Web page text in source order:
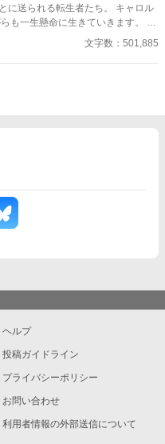
に送られる転生者たち。 キャロル
も一生懸命に生きていきます。 家
、転生者としての苦悩を描いた物
、そして出会う人々との交流が、
文字数：501,885
ヘルプ
投稿ガイドライン
プライバシーポリシー
お問い合わせ
利用者情報の外部送信について